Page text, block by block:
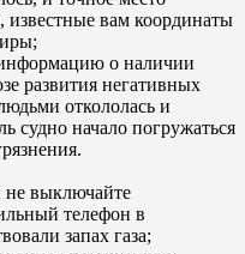
известные вам координаты
о наличии
развития негативных
откололась и
судно начало погружаться
не выключайте
телефон в
запах газа;